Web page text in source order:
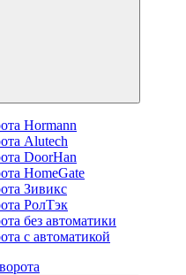
Hormann
Alutech
DoorHan
HomeGate
Зивикс
РолТэк
без автоматики
с автоматикой